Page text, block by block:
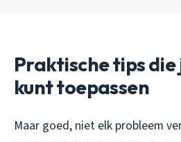
Praktische tips
kunt toepassen
Maar goed, niet elk probleem